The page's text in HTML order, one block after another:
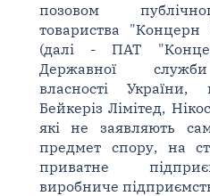
позовом
товариства
(далі - ПАТ
Державної служби
власності
Бейкеріз Лімітед,
які не заявляють
предмет спору, на
приватне
виробниче